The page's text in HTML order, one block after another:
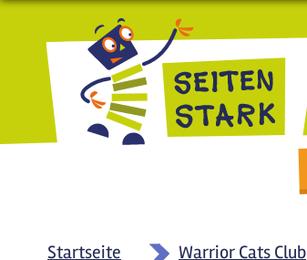
Direkt zum Inhalt
Startseite Warrior Cats Club